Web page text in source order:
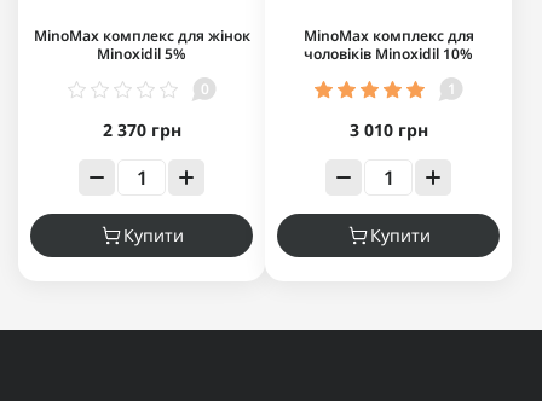
MinoMax комплекс для жінок
Minoxidil 5%
0
2 370 грн
Купити
MinoMax комплекс для
чоловіків Minoxidil 10%
1
3 010 грн
Купити